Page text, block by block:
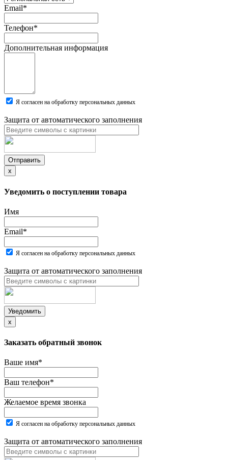
Email*
Телефон*
Дополнительная информация
Я согласен на обработку персональных данных
Защита от автоматического заполнения
Отправить
x
Уведомить о поступлении товара
Имя
Email*
Я согласен на обработку персональных данных
Защита от автоматического заполнения
Уведомить
x
Заказать обратный звонок
Ваше имя*
Ваш телефон*
Желаемое время звонка
Я согласен на обработку персональных данных
Защита от автоматического заполнения